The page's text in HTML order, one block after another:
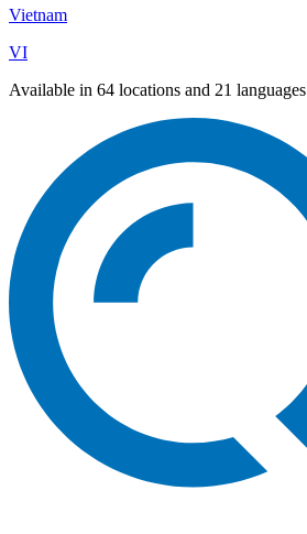
Vietnam
VI
Available in 64 locations and 21 languages